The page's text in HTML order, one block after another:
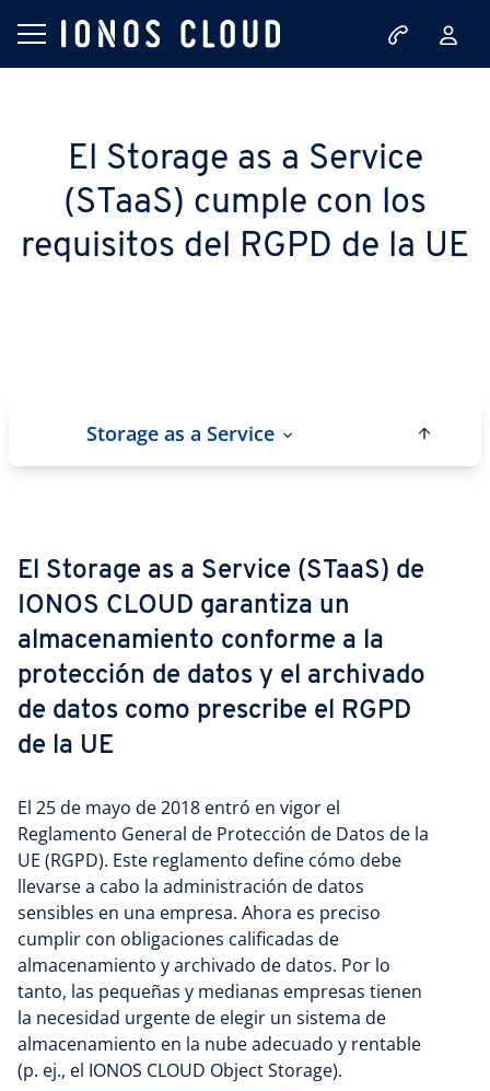
El Storage as a Service
(STaaS) cumple con los
requisitos del RGPD de la UE
Storage as a Service
El Storage as a Service (STaaS) de
IONOS CLOUD garantiza un
almacenamiento conforme a la
protección de datos y el archivado
de datos como prescribe el RGPD
de la UE
El 25 de mayo de 2018 entró en vigor el
Reglamento General de Protección de Datos de la
UE (RGPD). Este reglamento define cómo debe
llevarse a cabo la administración de datos
sensibles en una empresa. Ahora es preciso
cumplir con obligaciones calificadas de
almacenamiento y archivado de datos. Por lo
tanto, las pequeñas y medianas empresas tienen
la necesidad urgente de elegir un sistema de
almacenamiento en la nube adecuado y rentable
(p. ej., el IONOS CLOUD Object Storage).